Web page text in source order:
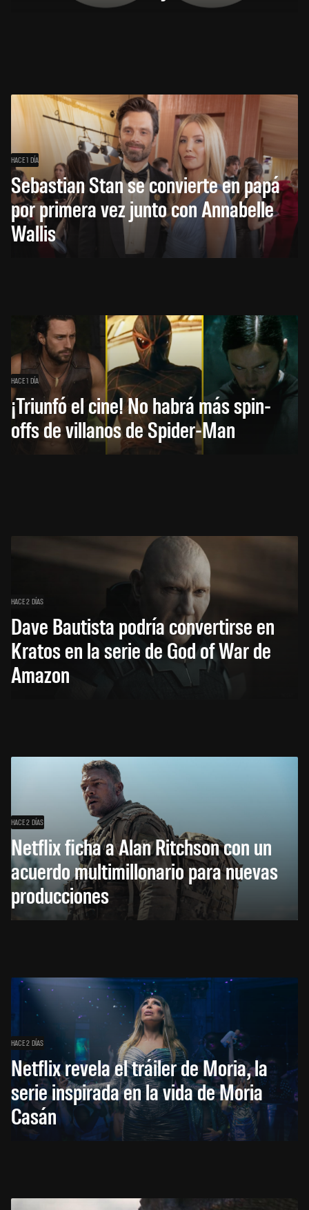
HACE 1 DÍA
Sebastian Stan se convierte en papá
por primera vez junto con Annabelle
Wallis
HACE 1 DÍA
¡Triunfó el cine! No habrá más spin-
offs de villanos de Spider-Man
HACE 2 DÍAS
Dave Bautista podría convertirse en
Kratos en la serie de God of War de
Amazon
HACE 2 DÍAS
Netflix ficha a Alan Ritchson con un
acuerdo multimillonario para nuevas
producciones
HACE 2 DÍAS
Netflix revela el tráiler de Moria, la
serie inspirada en la vida de Moria
Casán